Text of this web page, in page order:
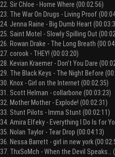
22. Sir Chloe - Home Where (00:02:56)
23. The War On Drugs - Living Proof
24. Jenna Raine - Big Dumb Heart
25. Saint Motel - Slowly Spilling Out
26. Rowan Drake - The Long Breath
27. corook - THEY! (00:03:20)
28. Kevian Kraemer - Don’t You Dare
29. The Black Keys - The Night Before
30. Knox - Girl on the Internet (00:02:35)
31. Scott Helman - collarbone (00:03:23)
32. Mother Mother - Explode! (00:02:31)
33. Stunt Pilots - Imma Stunt (00:02:11)
34. Amira Elfeky - Everything I Do Is for
35. Nolan Taylor - Tear Drop (00:04:13)
36. Nessa Barrett - girl in new york
37. ThxSoMch - When the Devil Speaks…